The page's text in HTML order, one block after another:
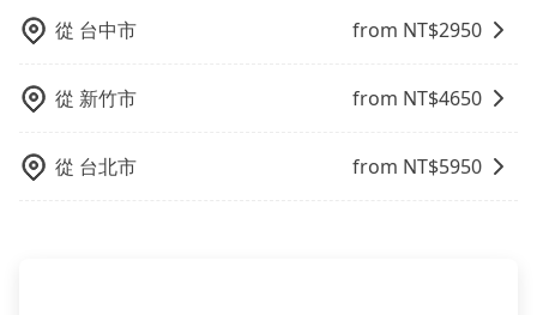
估為$650~1,100（金額差異來自於平假日、車款差異、
停車費用預估進去，但額外的汽車保險與可能的罰單都
需自付。再者，和運的iRent只提供最基本的車型，如
款，如果人數超過四位，更是沒有較大的七人座或九人
從 台中市 from NT$2950
從 新竹市 from NT$4650
從 台北市 from NT$5950